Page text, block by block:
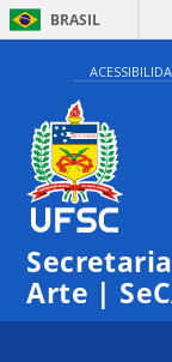
BRASIL
Arte |